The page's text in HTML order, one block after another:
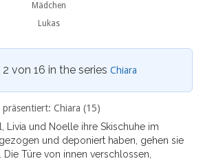
Mädchen
Lukas
von 16 in the series Chiara
Chiara (15)
Livia und Noelle ihre Skischuhe im
und deponiert haben, gehen sie
Türe von innen verschlossen,